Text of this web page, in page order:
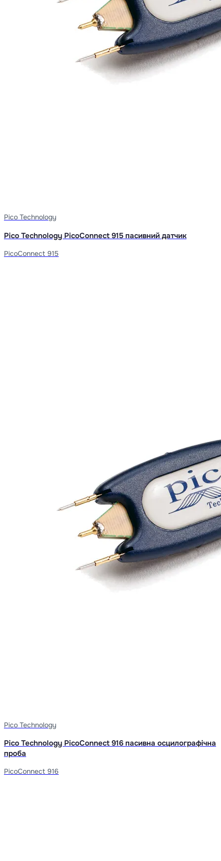
Pico Technology
Pico Technology PicoConnect 915 пасивний датчик
PicoConnect 915
Pico Technology
Pico Technology PicoConnect 916 пасивна осцилографічна
проба
PicoConnect 916